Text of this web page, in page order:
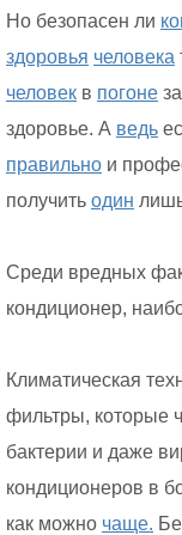
Но безопасен ли
здоровья человека
человек в погоне
здоровье. А ведь
правильно и
получить один
Среди вредных
кондиционер,
Климатическая
фильтры, которые
бактерии и даже
кондиционеров в
как можно чаще.